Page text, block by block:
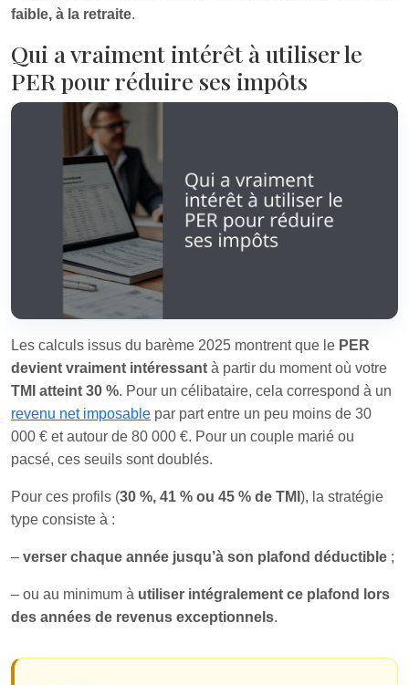
faible, à la retraite.
Qui a vraiment intérêt à utiliser le
PER pour réduire ses impôts
Les calculs issus du barème 2025 montrent que le PER
devient vraiment intéressant à partir du moment où votre
TMI atteint 30 %. Pour un célibataire, cela correspond à un
revenu net imposable par part entre un peu moins de 30
000 € et autour de 80 000 €. Pour un couple marié ou
pacsé, ces seuils sont doublés.
Pour ces profils (30 %, 41 % ou 45 % de TMI ), la stratégie
type consiste à :
– verser chaque année jusqu’à son plafond déductible ;
– ou au minimum à utiliser intégralement ce plafond lors
des années de revenus exceptionnels.